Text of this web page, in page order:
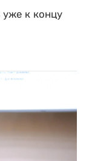
уже к концу